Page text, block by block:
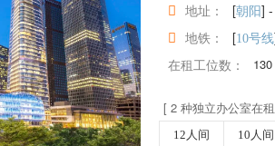
地址： [朝阳]
地铁：
[10号线
在租工位数：
[ 2 种独立办公室在
12人间 10人间